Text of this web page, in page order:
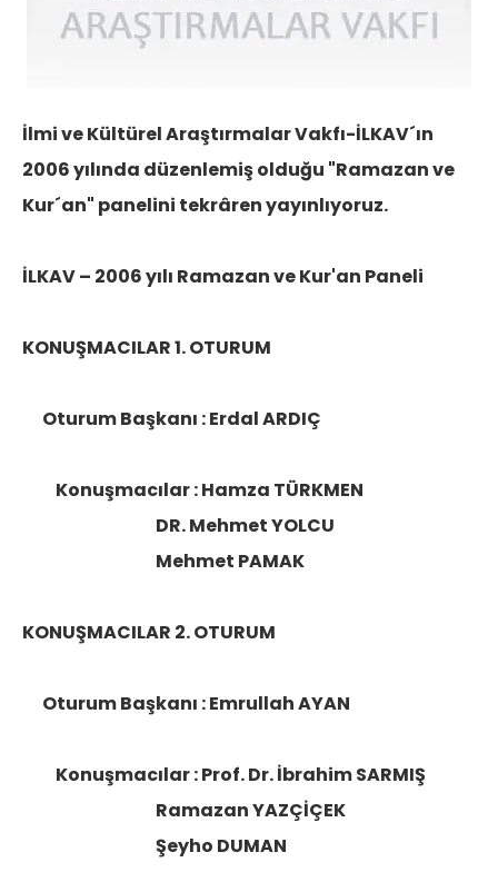
İlmi ve Kültürel Araştırmalar Vakfı-İLKAV´ın
2006 yılında düzenlemiş olduğu "Ramazan ve
Kur´an" panelini tekrâren yayınlıyoruz.
İLKAV – 2006 yılı Ramazan ve Kur'an Paneli
KONUŞMACILAR 1. OTURUM
Oturum Başkanı : Erdal ARDIÇ
Konuşmacılar : Hamza TÜRKMEN
DR. Mehmet YOLCU
Mehmet PAMAK
KONUŞMACILAR 2. OTURUM
Oturum Başkanı : Emrullah AYAN
Konuşmacılar :Prof. Dr. İbrahim SARMIŞ
Ramazan YAZÇİÇEK
Şeyho DUMAN